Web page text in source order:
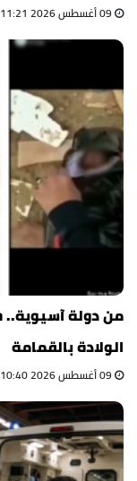
من دولة
الولادة بالقمامة